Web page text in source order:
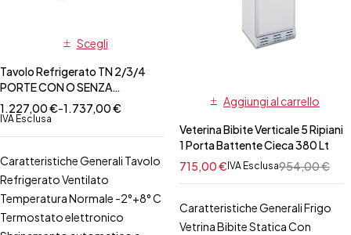
Scegli
Tavolo Refrigerato TN 2/3/4
PORTE CON O SENZA
ALZATINA-PROF.60 CM
1.227,00€-1.737,00€
IVA Esclusa
Caratteristiche Generali Tavolo
Refrigerato Ventilato
Temperatura Normale -2°+8° C
Termostato elettronico
Aggiungi al carrello
Veterina Bibite Verticale 5 Ripiani
1 Porta Battente Cieca 380 Lt
954,00€
715,00€IVA Esclusa
Caratteristiche Generali Frigo
Vetrina Bibite Statica Con